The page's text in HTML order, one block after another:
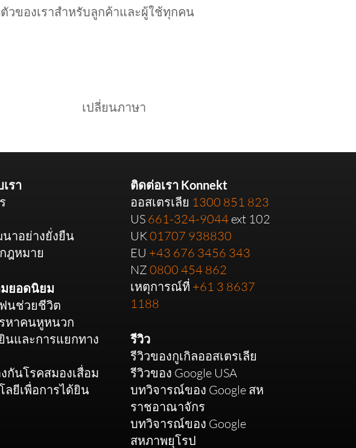
วของเราสำหรับลูกค้าและผู้ใช้ทุกคน
เปลี่ยนภาษา
รา
าอย่างยั่งยืน
ฎหมาย
ยอดนิยม
นช่วยชีวิต
หาคนหูหนวก
นและการแยกทาง
กันโรคสมองเสื่อม
ลยีเพื่อการได้ยิน
ติดต่อเรา Konnekt
ออสเตรเลีย 1300 851 823
US 661-324-9044 ext 102
UK01707 938830
EU +43 676 3456 343
NZ 0800 454 862
เหตุการณ์ที่ +61 3 8637
1188
รีวิว
รีวิวของกูเกิลออสเตรเลีย
รีวิวของ Google USA
บทวิจารณ์ของ Google สห
ราชอาณาจักร
บทวิจารณ์ของ Google
สหภาพยุโรป